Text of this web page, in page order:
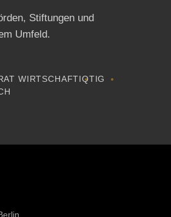
Stiftungen und
Umfeld.
WIRTSCHAFT IQTIG